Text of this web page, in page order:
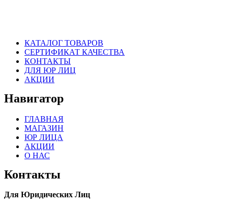
КАТАЛОГ ТОВАРОВ
СЕРТИФИКАТ КАЧЕСТВА
КОНТАКТЫ
ДЛЯ ЮР ЛИЦ
АКЦИИ
Навигатор
ГЛАВНАЯ
МАГАЗИН
ЮР ЛИЦА
АКЦИИ
О НАС
Контакты
Для Юридических Лиц